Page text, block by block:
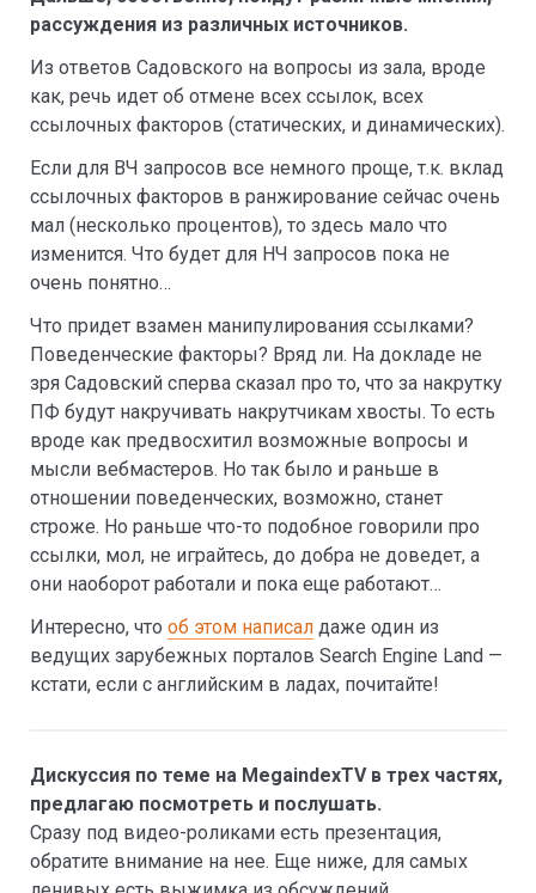
рассуждения из различных источников.
Из ответов Садовского на вопросы из зала, вроде
как, речь идет об отмене всех ссылок, всех
ссылочных факторов (статических, и динамических).
Если для ВЧ запросов все немного проще, т.к. вклад
ссылочных факторов в ранжирование сейчас очень
мал (несколько процентов), то здесь мало что
изменится. Что будет для НЧ запросов пока не
очень понятно…
Что придет взамен манипулирования ссылками?
Поведенческие факторы? Вряд ли. На докладе не
зря Садовский сперва сказал про то, что за накрутку
ПФ будут накручивать накрутчикам хвосты. То есть
вроде как предвосхитил возможные вопросы и
мысли вебмастеров. Но так было и раньше в
отношении поведенческих, возможно, станет
строже. Но раньше что-то подобное говорили про
ссылки, мол, не играйтесь, до добра не доведет, а
они наоборот работали и пока еще работают…
Интересно, что об этом написал даже один из
ведущих зарубежных порталов Search Engine Land —
кстати, если с английским в ладах, почитайте!
Дискуссия по теме на MegaindexTV в трех частях,
предлагаю посмотреть и послушать.
Сразу под видео-роликами есть презентация,
обратите внимание на нее. Еще ниже, для самых